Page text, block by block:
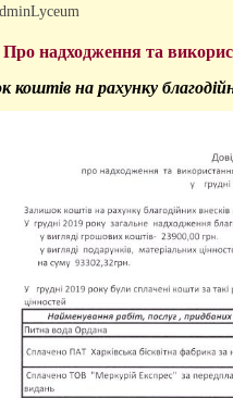
Про надходження та
коштів на рахунку